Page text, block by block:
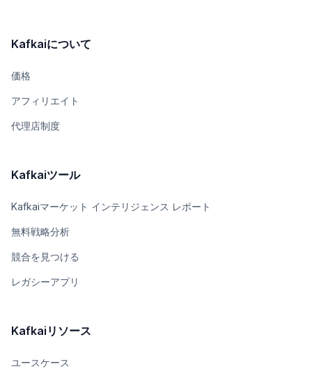
Kafkaiについて
価格
アフィリエイト
代理店制度
Kafkaiツール
Kafkaiマーケット インテリジェンス レポート
無料戦略分析
競合を見つける
レガシーアプリ
Kafkaiリソース
ユースケース